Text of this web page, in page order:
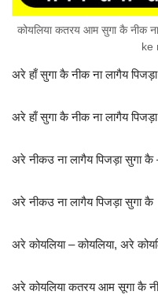
कोयलिया कतरय आम सुगा कै नीक
ke
अरे हाँ सुगा कै नीक ना लागैय पिजड़ा
अरे हाँ सुगा कै नीक ना लागैय
अरे नीकउ ना लागैय पिजड़ा सुगा कै
अरे नीकउ ना लागैय पिजड़ा सुगा कै
अरे कोयलिया – कोयलिया, अरे
अरे कोयलिया कतरय आम सूगा कै